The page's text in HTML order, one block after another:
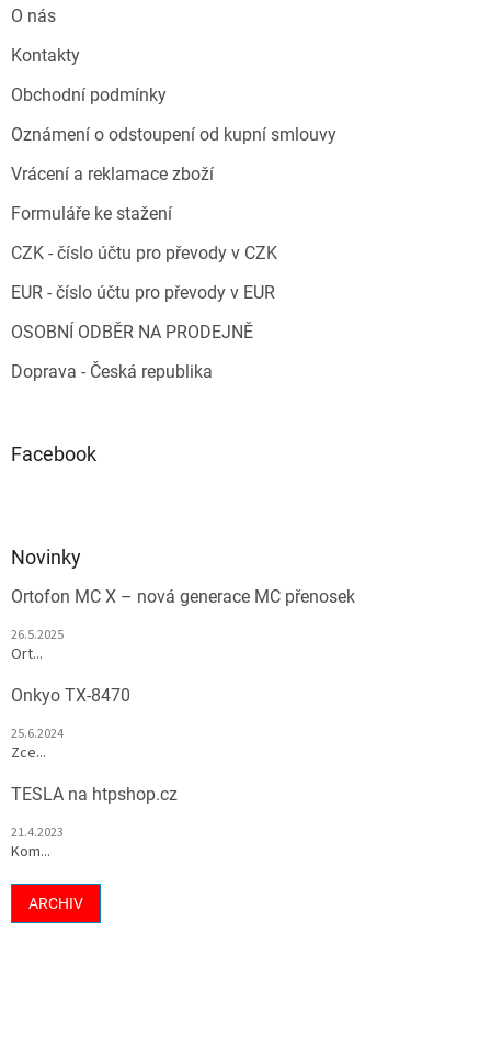
O nás
Kontakty
Obchodní podmínky
Oznámení o odstoupení od kupní smlouvy
Vrácení a reklamace zboží
Formuláře ke stažení
CZK - číslo účtu pro převody v CZK
EUR - číslo účtu pro převody v EUR
OSOBNÍ ODBĚR NA PRODEJNĚ
Doprava - Česká republika
Facebook
Novinky
Ortofon MC X – nová generace MC přenosek
26.5.2025
Ort...
Onkyo TX-8470
25.6.2024
Zce...
TESLA na htpshop.cz
21.4.2023
Kom...
ARCHIV